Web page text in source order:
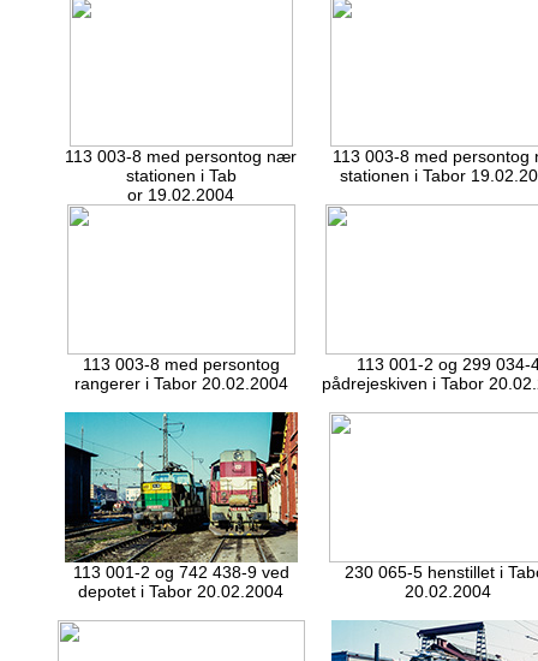
113 003-8 med persontog nær
stationen i Tab
or 19.02.2004
113 003-8 med persontog
stationen i Tabor
113 003-8 med persontog
rangerer i Tabor 20.02.2004
113 001-2 og 299 034-
pådrejeskiven i Tabor
113 001-2 og 742 438-9 ved
depotet i Tabor 20.02.2004
230 065-5 henstillet i
20.02.2004